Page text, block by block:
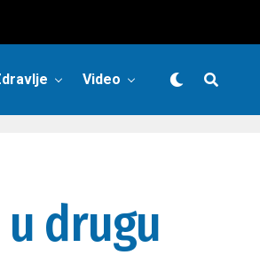
Video
drugu